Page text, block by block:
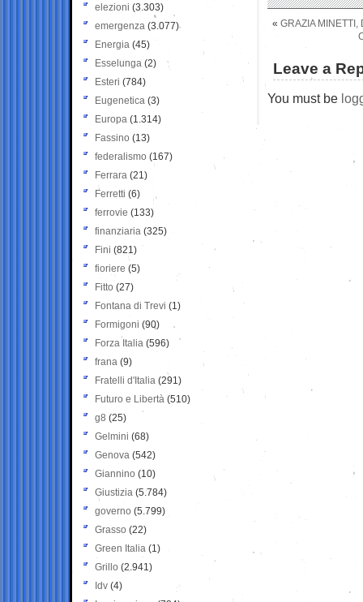
« GRAZIA MINETTI,
Leave a
You must be
elezioni (3.303)
emergenza (3.077)
Energia (45)
Esselunga (2)
Esteri (784)
Eugenetica (3)
Europa (1.314)
Fassino (13)
federalismo (167)
Ferrara (21)
Ferretti (6)
ferrovie (133)
finanziaria (325)
Fini (821)
fioriere (5)
Fitto (27)
Fontana di Trevi (1)
Formigoni (90)
Forza Italia (596)
frana (9)
Fratelli d'Italia (291)
Futuro e Libertà (510)
g8 (25)
Gelmini (68)
Genova (542)
Giannino (10)
Giustizia (5.784)
governo (5.799)
Grasso (22)
Green Italia (1)
Grillo (2.941)
Idv (4)